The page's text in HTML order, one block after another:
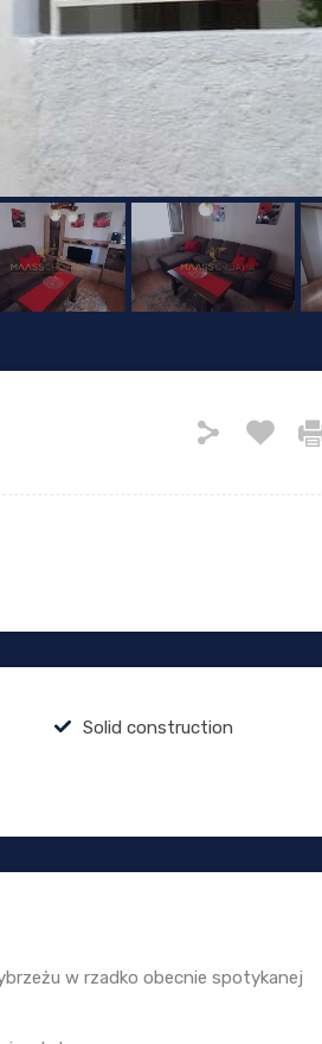
Solid construction
w rzadko obecnie spotykanej